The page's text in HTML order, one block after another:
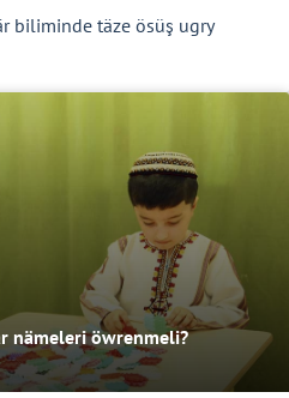
biliminde täze ösüş ugry
nämeleri öwrenmeli?